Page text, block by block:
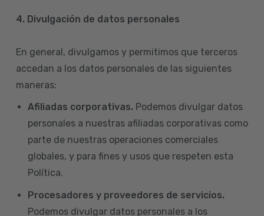
4. Divulgación de datos personales
En general, divulgamos y permitimos que terceros
accedan a los datos personales de las siguientes
maneras:
Afiliadas corporativas. Podemos divulgar datos
personales a nuestras afiliadas corporativas como
parte de nuestras operaciones comerciales
globales, y para fines y usos que respeten esta
Política.
Procesadores y proveedores de servicios.
Podemos divulgar datos personales a los